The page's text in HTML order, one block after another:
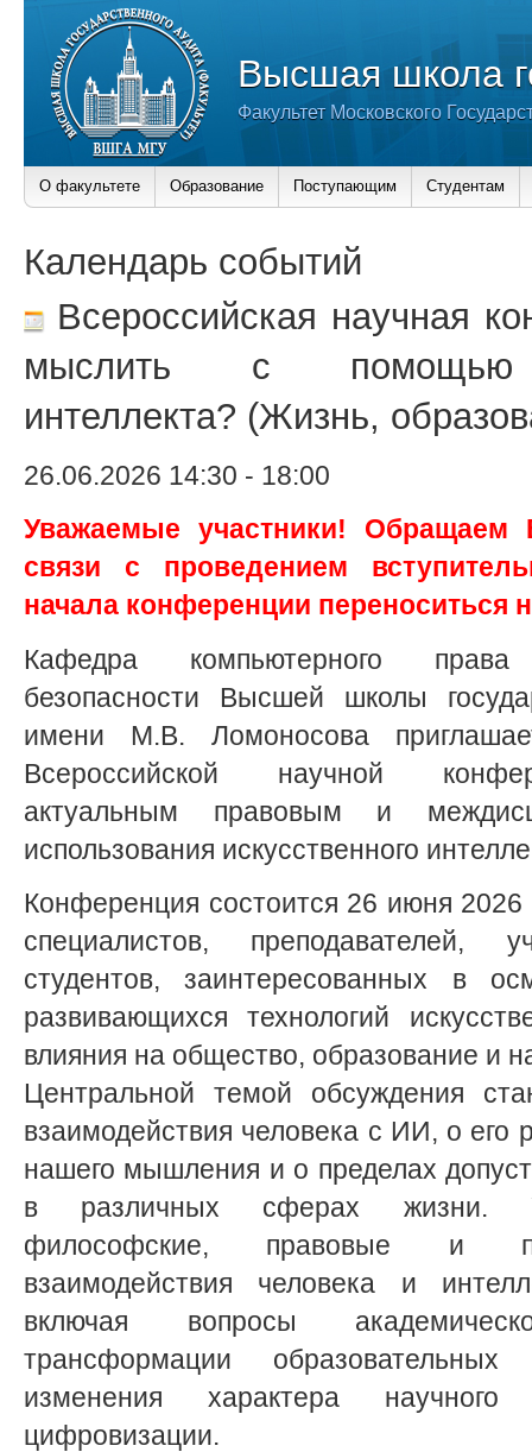
Высшая школа
Факультет Московского
О факультете Образование Поступающим Студентам
Календарь событий
Всероссийская научная
мыслить с помощью
интеллекта? (Жизнь,
26.06.2026 14:30 - 18:00
Уважаемые участники!
связи с проведением
начала конференции переноситься
Кафедра компьютерного
безопасности Высшей школы
имени М.В. Ломоносова
Всероссийской научной
актуальным правовым и
использования искусственного
Конференция состоится 26 июня 2026
специалистов, преподавателей,
студентов, заинтересованных в
развивающихся технологий
влияния на общество, образование и
Центральной темой обсуждения
взаимодействия человека с ИИ, о
нашего мышления и о пределах
в различных сферах жизни.
философские, правовые и
взаимодействия человека и
включая вопросы
трансформации
изменения характера
цифровизации.